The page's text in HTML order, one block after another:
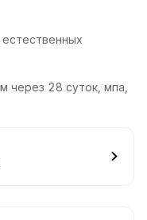
через 28 суток, мпа,